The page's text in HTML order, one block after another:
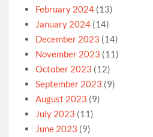
February 2024 (13)
January 2024 (14)
December 2023 (14)
November 2023 (11)
October 2023 (12)
September 2023 (9)
August 2023 (9)
July 2023 (11)
June 2023 (9)